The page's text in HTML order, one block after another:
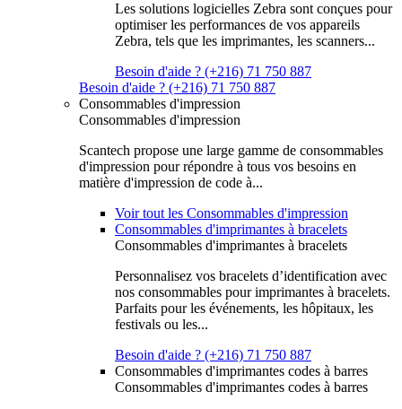
Les solutions logicielles Zebra sont conçues pour
optimiser les performances de vos appareils
Zebra, tels que les imprimantes, les scanners...
Besoin d'aide ? (+216) 71 750 887
Besoin d'aide ? (+216) 71 750 887
Consommables d'impression
Consommables d'impression
Scantech propose une large gamme de consommables
d'impression pour répondre à tous vos besoins en
matière d'impression de code à...
Voir tout les Consommables d'impression
Consommables d'imprimantes à bracelets
Consommables d'imprimantes à bracelets
Personnalisez vos bracelets d’identification avec
nos consommables pour imprimantes à bracelets.
Parfaits pour les événements, les hôpitaux, les
festivals ou les...
Besoin d'aide ? (+216) 71 750 887
Consommables d'imprimantes codes à barres
Consommables d'imprimantes codes à barres